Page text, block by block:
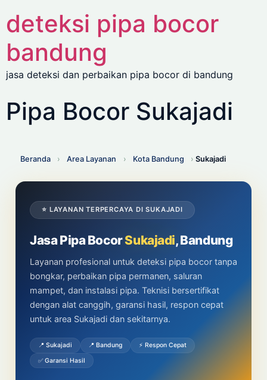
deteksi pipa bocor
bandung
jasa deteksi dan perbaikan pipa bocor di bandung
Pipa Bocor Sukajadi
Beranda › Area Layanan › Kota Bandung › Sukajadi
⭐ LAYANAN TERPERCAYA DI SUKAJADI
Jasa Pipa BocorSukajadi, Bandung
Layanan profesional untuk deteksi pipa bocor tanpa
bongkar, perbaikan pipa permanen, saluran
mampet, dan instalasi pipa. Teknisi bersertifikat
dengan alat canggih, garansi hasil, respon cepat
untuk area Sukajadi dan sekitarnya.
📍 Sukajadi 📍 Bandung
⚡ Respon Cepat
✅ Garansi Hasil